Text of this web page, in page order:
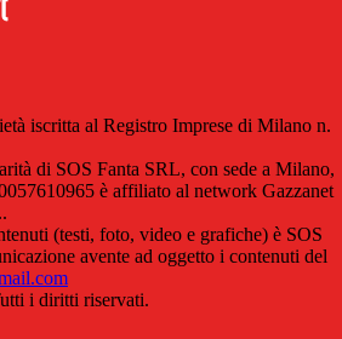
iscritta al Registro Imprese di Milano n.
di SOS Fanta SRL, con sede a Milano,
è affiliato al network Gazzanet
(testi, foto, video e grafiche) è SOS
avente ad oggetto i contenuti del
i diritti riservati.